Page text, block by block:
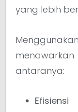
yang lebih
antaranya:
Efisiensi